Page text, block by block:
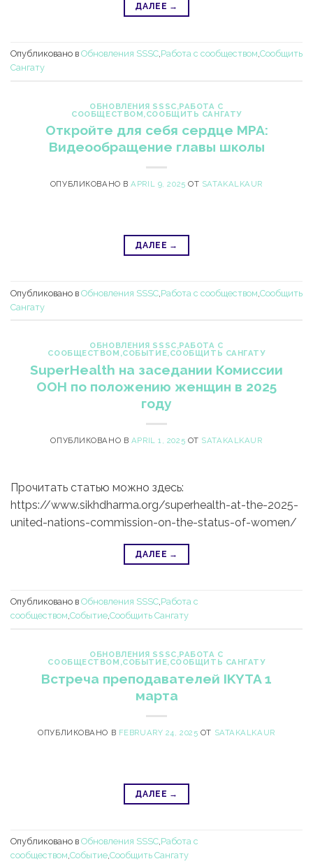
ДАЛЕЕ →
Опубликовано в Обновления SSSC Работа с сообществом Сообщить
Сангату
ОБНОВЛЕНИЯ SSSC,РАБОТА С
СООБЩЕСТВОМ, СООБЩИТЬ САНГАТУ
Откройте для себя сердце MPA:
Видеообращение главы школы
ОПУБЛИКОВАНО ВAPRIL 9, 2025 ОТ SATAKALKAUR
ДАЛЕЕ →
Опубликовано в Обновления SSSC Работа с сообществом Сообщить
Сангату
ОБНОВЛЕНИЯ SSSC,РАБОТА С
СООБЩЕСТВОМ ,СОБЫТИЕ,СООБЩИТЬ САНГАТУ
SuperHealth на заседании Комиссии
ООН по положению женщин в 2025
году
ОПУБЛИКОВАНО В APRIL 1, 2025 ОТ SATAKALKAUR
Прочитать статью можно здесь:
https://www.sikhdharma.org/superhealth-at-the-2025-
united-nations-commission-on-the-status-of-women/
ДАЛЕЕ →
Опубликовано в Обновления SSSC,Работа с
сообществом,Событие,Сообщить Сангату
ОБНОВЛЕНИЯ SSSC,РАБОТА С
СООБЩЕСТВОМ ,СОБЫТИЕ,СООБЩИТЬ САНГАТУ
Встреча преподавателей IKYTA 1
марта
ОПУБЛИКОВАНО В FEBRUARY 24, 2025 ОТ SATAKALKAUR
ДАЛЕЕ →
Опубликовано в Обновления SSSC Работа с
сообществом Событие Сообщить Сангату